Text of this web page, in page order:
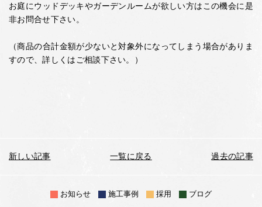
お庭にウッドデッキやガーデンルームが欲しい方はこの機会に是
非お問合せ下さい。
（商品の合計金額が少ないと対象外になってしまう場合がありま
すので、詳しくはご相談下さい。）
新しい記事 一覧に戻る 過去の記事
お知らせ 施工事例 採用 ブログ